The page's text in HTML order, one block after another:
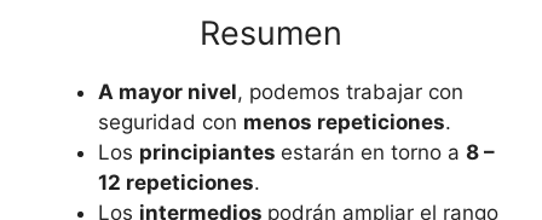
Resumen
A mayor nivel, podemos trabajar con
seguridad con menos repeticiones.
Los principiantes estarán en torno a 8 –
12 repeticiones.
Los intermedios podrán ampliar el rango